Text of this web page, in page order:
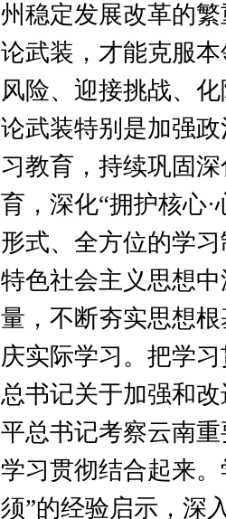
州稳定发展改革的
论武装，才能克服
风险、迎接挑战、
论武装特别是加强
习教育，持续巩固
育，深化“拥护核心
形式、全方位的学
特色社会主义思想
量，不断夯实思想
庆实际学习。把学
总书记关于加强和
平总书记考察云南
学习贯彻结合起来
须”的经验启示，深